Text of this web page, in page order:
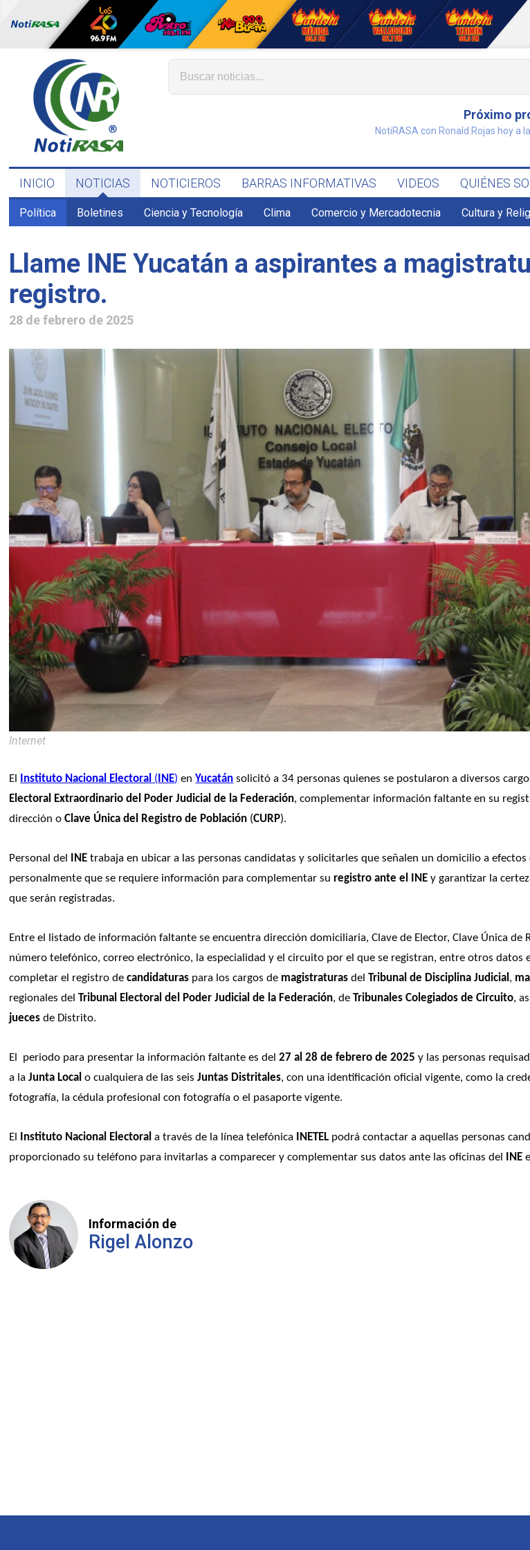
Próximo
NotiRASA con Ronald Rojas hoy a
INICIO NOTICIAS NOTICIEROS BARRAS INFORMATIVAS VIDEOS QUIÉNES
Política Boletines Ciencia y Tecnología Clima Comercio y Mercadotecnia Cultura y
Llame INE Yucatán a aspirantes a
registro.
28 de febrero de 2025
Internet
El Instituto Nacional Electoral (INE) en Yucatán solicitó a 34 personas quienes se postularon a diversos
Electoral Extraordinario del Poder Judicial de la Federación, complementar información faltante en su
dirección o Clave Única del Registro de Población (CURP).
Personal del INE trabaja en ubicar a las personas candidatas y solicitarles que señalen un domicilio a
personalmente que se requiere información para complementar su registro ante el INE y garantizar la
que serán registradas.
Entre el listado de información faltante se encuentra dirección domiciliaria, Clave de Elector, Clave Única de
número telefónico, correo electrónico, la especialidad y el circuito por el que se registran, entre otros datos
completar el registro de candidaturas para los cargos de magistraturas del Tribunal de Disciplina Judicial,
regionales del Tribunal Electoral del Poder Judicial de la Federación, de Tribunales Colegiados de Circuito,
jueces de Distrito.
El  periodo para presentar la información faltante es del 27 al 28 de febrero de 2025 y las personas
a la Junta Local o cualquiera de las seis Juntas Distritales, con una identificación oficial vigente, como la
fotografía, la cédula profesional con fotografía o el pasaporte vigente.
El Instituto Nacional Electoral a través de la línea telefónica INETEL podrá contactar a aquellas personas
proporcionado su teléfono para invitarlas a comparecer y complementar sus datos ante las oficinas del INE
Información de
Rigel Alonzo